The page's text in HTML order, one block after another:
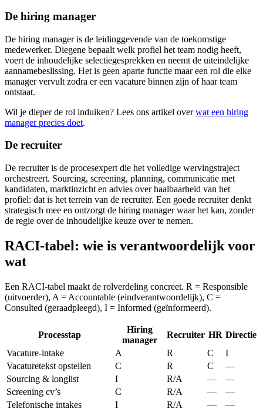
De hiring manager
De hiring manager is de leidinggevende van de toekomstige
medewerker. Diegene bepaalt welk profiel het team nodig heeft,
voert de inhoudelijke selectiegesprekken en neemt de uiteindelijke
aannamebeslissing. Het is geen aparte functie maar een rol die elke
manager vervult zodra er een vacature binnen zijn of haar team
ontstaat.
Wil je dieper de rol induiken? Lees ons artikel overwat een hiring
manager precies doet.
De recruiter
De recruiter is de procesexpert die het volledige wervingstraject
orchestreert. Sourcing, screening, planning, communicatie met
kandidaten, marktinzicht en advies over haalbaarheid van het
profiel: dat is het terrein van de recruiter. Een goede recruiter denkt
strategisch mee en ontzorgt de hiring manager waar het kan, zonder
de regie over de inhoudelijke keuze over te nemen.
RACI-tabel: wie is verantwoordelijk voor
wat
Een RACI-tabel maakt de rolverdeling concreet. R = Responsible
(uitvoerder), A = Accountable (eindverantwoordelijk), C =
Consulted (geraadpleegd), I = Informed (geïnformeerd).
Processtap
Hiring
manager
Recruiter HR Directie
Vacature-intake
A R C
I
Vacaturetekst opstellen
C R C
—
Sourcing & longlist
I R/A —
—
Screening cv’s
C R/A —
—
Telefonische intakes
I R/A —
—